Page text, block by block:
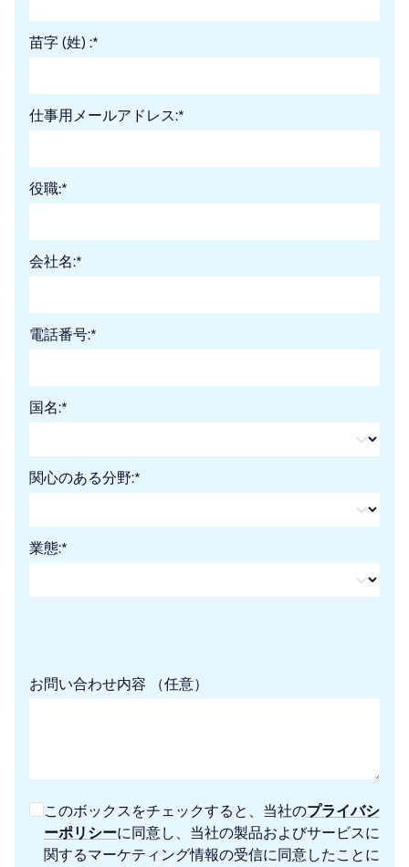
*
苗字 (姓) :
*
仕事用メールアドレス:
*
役職:
*
会社名:
*
電話番号:
*
国名:
*
関心のある分野:
*
業態:
お問い合わせ内容 （任意）
このボックスをチェックすると、当社のプライバシ
ーポリシーに同意し、当社の製品およびサービスに
関するマーケティング情報の受信に同意したことに